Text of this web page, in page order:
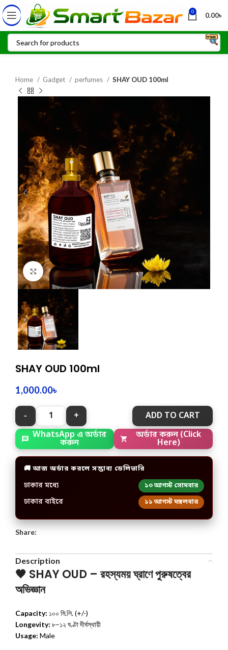
0 0.00৳
Home Gadget perfumes SHAY OUD 100ml
Click to enlarge
SHAY OUD 100ml
1,000.00৳
ADD TO CART
WhatsApp এ অর্ডার
করুন
অর্ডার করুন (Click
Here)
🚚 আজ অর্ডার করলে সম্ভাব্য ডেলিভারি
ঢাকার মধ্যে ১০ আগস্ট সোমবার
ঢাকার বাইরে ১১ আগস্ট মঙ্গলবার
Share:
Description
🖤 SHAY OUD – রহস্যময় ঘ্রাণে পুরুষত্বের
অভিজ্ঞান
Capacity: ১০০ মি.লি. (+/-)
Longevity: ৮–১২ ঘণ্টা দীর্ঘস্থায়ী
Usage: Male